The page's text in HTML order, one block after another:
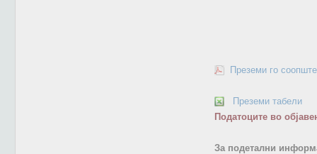
Преземи го
Преземи табели
Податоците во
За подетални